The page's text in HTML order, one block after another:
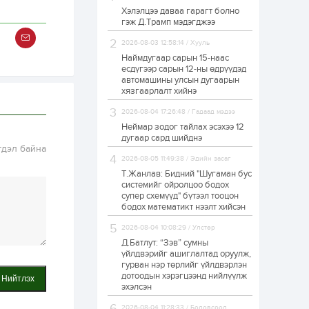
байна
Нийтлэх
ЗГ: Автобензин,
дизель түлшний
онцгой албан
татварыг тэглэлээ
1 өдөр 2
З.Мэндсайхан:
Хүнсний нөөцийг
бэлтгэх агуулах,
зоорь бэлтгэх ААН-
үүдэд хөнгөлөлттэй
зээл олгоно
1 өдөр
Европ дахь
монголчуудын
соёлын наадам
боллоо
1 өдөр 2 0
Өнгөрсөн сард
1,439.2 кг үнэт
металл худалдан
авчээ
Хэлэлцээ даваа гарагт болно
гэж Д.Трамп мэдэгджээ
2026-08-03 12:58:14 / Хууль
Наймдугаар сарын 15-наас
есдүгээр сарын 12-ны өдрүүдэд
автомашины улсын дугаарын
хязгаарлалт хийнэ
2026-08-04 17:26:48 / Гадаад мэдээ
Неймар зодог тайлах эсэхээ 12
дугаар сард шийднэ
2026-08-05 11:49:38 / Эдийн засаг
Т.Жанлав: Бидний "Шугаман бус
системийг ойролцоо бодох
супер схемүүд" бүтээл тооцон
бодох математикт нээлт хийсэн
2026-08-04 10:08:29 / Улстөр
Д.Батлут: “Зэв” сумны
үйлдвэрийг ашиглалтад оруулж,
гурван нэр төрлийг үйлдвэрлэн
дотоодын хэрэгцээнд нийлүүлж
эхэлсэн